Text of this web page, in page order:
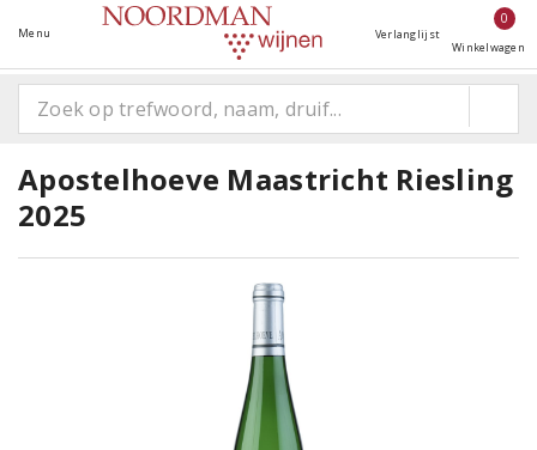
Menu Verlanglijst
0
Winkelwagen
Apostelhoeve Maastricht Riesling
2025